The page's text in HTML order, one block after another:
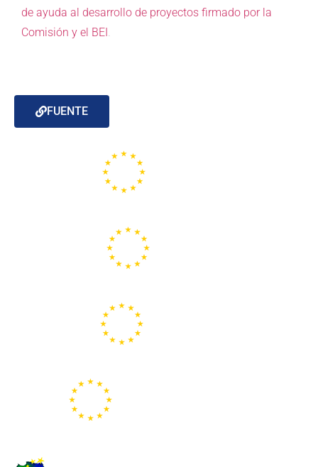
de ayuda al desarrollo de proyectos firmado por la
Comisión y el BEI
FUENTE